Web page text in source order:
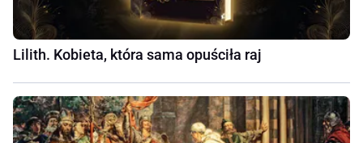
Lilith. Kobieta, która sama opuściła raj